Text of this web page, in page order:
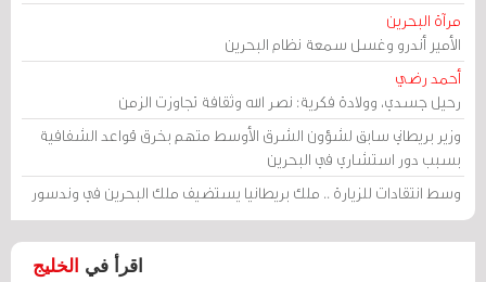
مرآة البحرين
الأمير أندرو وغسل سمعة نظام البحرين
أحمد رضي
رحيل جسدي، وولادة فكرية: نصر الله وثقافة تجاوزت الزمن
وزير بريطاني سابق لشؤون الشرق الأوسط متهم بخرق قواعد الشفافية
بسبب دور استشاري في البحرين
وسط انتقادات للزيارة .. ملك بريطانيا يستضيف ملك البحرين في وندسور
اقرأ في الخليج